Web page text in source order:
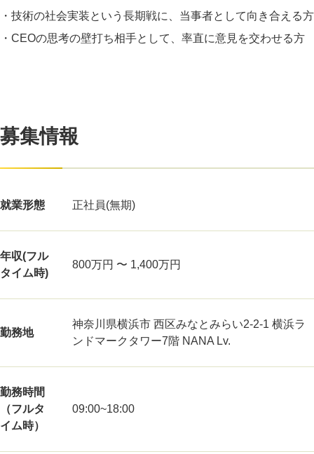
・技術の社会実装という長期戦に、当事者として向き合える方
・CEOの思考の壁打ち相手として、率直に意見を交わせる方
募集情報
就業形態 正社員(無期)
年収(フル
タイム時)
800万円 〜 1,400万円
勤務地
神奈川県横浜市 西区みなとみらい2-2-1 横浜ラ
ンドマークタワー7階 NANA Lv.
勤務時間
（フルタ
イム時）
09:00~18:00